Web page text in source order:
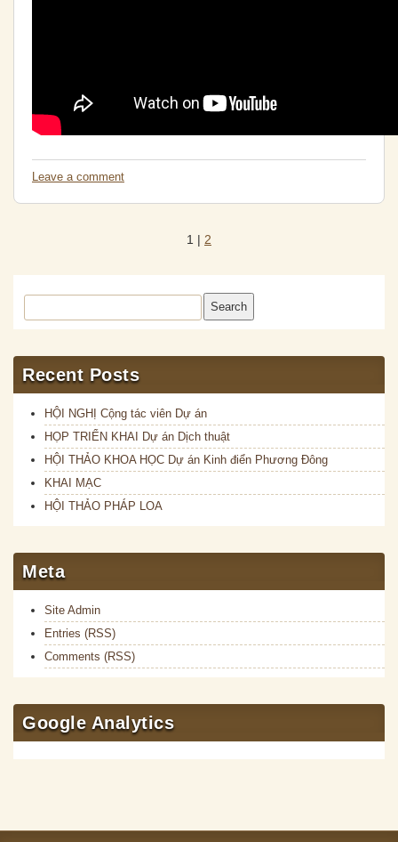
Leave a comment
1 | 2
Search
Recent Posts
HỘI NGHỊ Cộng tác viên Dự án
HỌP TRIỂN KHAI Dự án Dịch thuật
HỘI THẢO KHOA HỌC Dự án Kinh điển Phương Đông
KHAI MẠC
HỘI THẢO PHÁP LOA
Meta
Site Admin
Entries (RSS)
Comments (RSS)
Google Analytics